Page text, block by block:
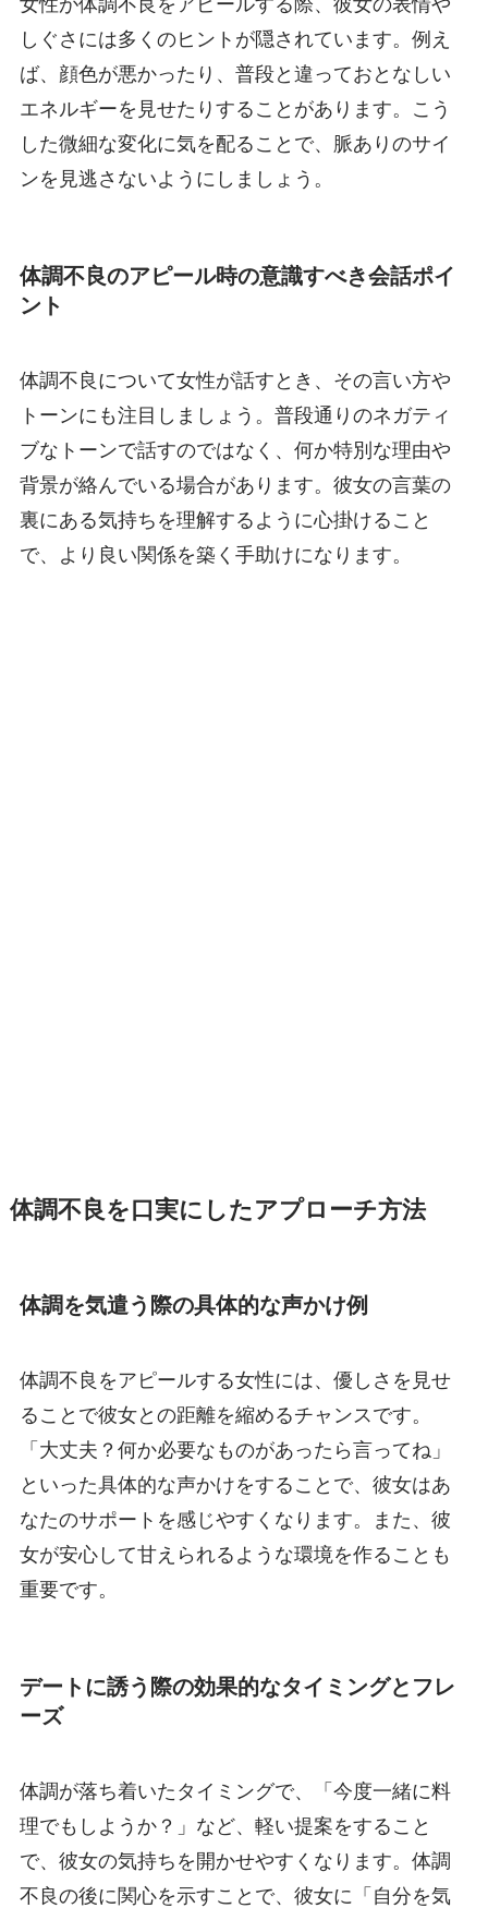
女性が体調不良をアピールする際、彼女の表情や
しぐさには多くのヒントが隠されています。例え
ば、顔色が悪かったり、普段と違っておとなしい
エネルギーを見せたりすることがあります。こう
した微細な変化に気を配ることで、脈ありのサイ
ンを見逃さないようにしましょう。
体調不良のアピール時の意識すべき会話ポイ
ント
体調不良について女性が話すとき、その言い方や
トーンにも注目しましょう。普段通りのネガティ
ブなトーンで話すのではなく、何か特別な理由や
背景が絡んでいる場合があります。彼女の言葉の
裏にある気持ちを理解するように心掛けること
で、より良い関係を築く手助けになります。
体調不良を口実にしたアプローチ方法
体調を気遣う際の具体的な声かけ例
体調不良をアピールする女性には、優しさを見せ
ることで彼女との距離を縮めるチャンスです。
「大丈夫？何か必要なものがあったら言ってね」
といった具体的な声かけをすることで、彼女はあ
なたのサポートを感じやすくなります。また、彼
女が安心して甘えられるような環境を作ることも
重要です。
デートに誘う際の効果的なタイミングとフレ
ーズ
体調が落ち着いたタイミングで、「今度一緒に料
理でもしようか？」など、軽い提案をすること
で、彼女の気持ちを開かせやすくなります。体調
不良の後に関心を示すことで、彼女に「自分を気